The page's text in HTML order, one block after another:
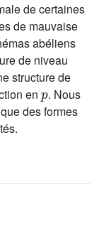
de certaines
de mauvaise
abéliens
de niveau
structure de
en
p
. Nous
des formes